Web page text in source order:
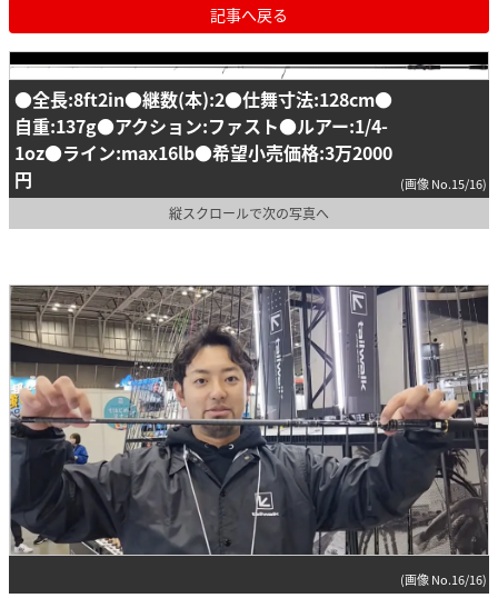
記事へ戻る
●全長:8ft2in●継数(本):2●仕舞寸法:128cm●
自重:137g●アクション:ファスト●ルアー:1/4-
1oz●ライン:max16lb●希望小売価格:3万2000
円
(画像 No.15/16)
縦スクロールで次の写真へ
(画像 No.16/16)